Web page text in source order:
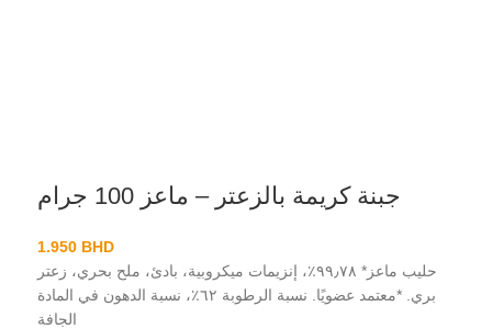
جبنة كريمة بالزعتر – ماعز 100 جرام
1.950 BHD
حليب ماعز* ٩٩٫٧٨٪، إنزيمات ميكروبية، بادئ، ملح بحري، زعتر
بري. *معتمد عضويًا. نسبة الرطوبة ٦٢٪، نسبة الدهون في المادة
الجافة